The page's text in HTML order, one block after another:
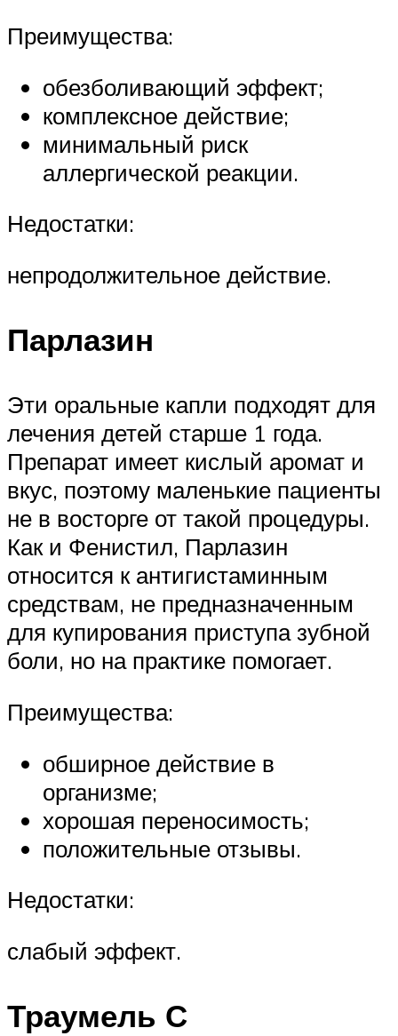
Преимущества:
обезболивающий эффект;
комплексное действие;
минимальный риск
аллергической реакции.
Недостатки:
непродолжительное действие.
Парлазин
Эти оральные капли подходят для
лечения детей старше 1 года.
Препарат имеет кислый аромат и
вкус, поэтому маленькие пациенты
не в восторге от такой процедуры.
Как и Фенистил, Парлазин
относится к антигистаминным
средствам, не предназначенным
для купирования приступа зубной
боли, но на практике помогает.
Преимущества:
обширное действие в
организме;
хорошая переносимость;
положительные отзывы.
Недостатки:
слабый эффект.
Траумель С